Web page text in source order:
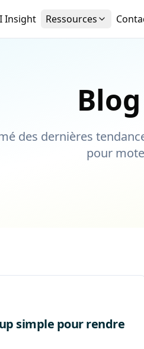
Insight Ressources
des dernières
pour
simple pour rendre